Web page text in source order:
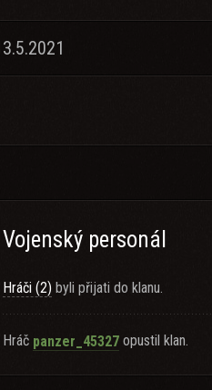
Vojenský personál
Hráči (2) byli přijati do klanu.
Hráč panzer_45327 opustil klan.